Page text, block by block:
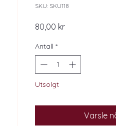
SKU: SKU118
80,00 krPris
Antall *
Utsolgt
Varsle